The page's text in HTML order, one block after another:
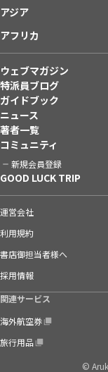
アジア
アフリカ
ウェブマガジン
特派員ブログ
ガイドブック
ニュース
著者一覧
コミュニティ
新規会員登録
GOOD LUCK TRIP
運営会社
利用規約
書店御担当者様へ
採用情報
関連サービス
海外航空券
旅行用品
©